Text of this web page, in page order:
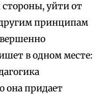
уйти от
принципам
в одном месте:
она придает